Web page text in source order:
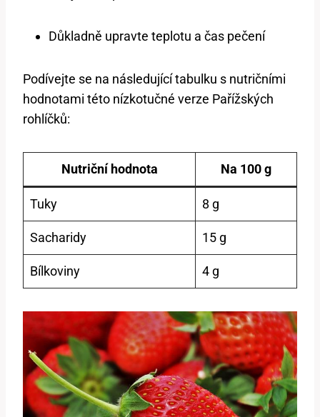
Důkladně upravte teplotu a čas pečení
Podívejte se na následující tabulku s nutričními
hodnotami této nízkotučné verze Pařížských
rohlíčků:
Nutriční hodnota Na 100 g
Tuky 8 g
Sacharidy 15 g
Bílkoviny 4 g